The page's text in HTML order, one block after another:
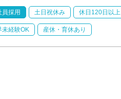
員採用 土日祝休み 休日120日以上
未経験OK 産休・育休あり